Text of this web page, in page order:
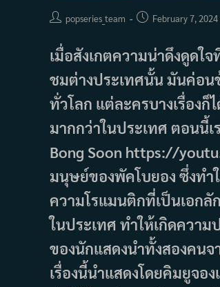
Postpopseries_team
PostFebruary 7, 2024
เมื่อสังเกตความน่าดึงดูดใ
ชมต่างประเทศนั้น มันค่อน
ทั่วโลก แต่ละครบางเรื่อง
มากกว่าในประเทศ ตอนนี้
Bong Soon https://
มนุษย์ของพัคโบยอง ซึ่งทำ
ความโรแมนติกที่เป็นเอก
ในประเทศ ทำให้เกิดควา
ของนักแสดงนำทั้งสองคนจ
เรื่องนี้นำแสดงโดยคิมยูจอ